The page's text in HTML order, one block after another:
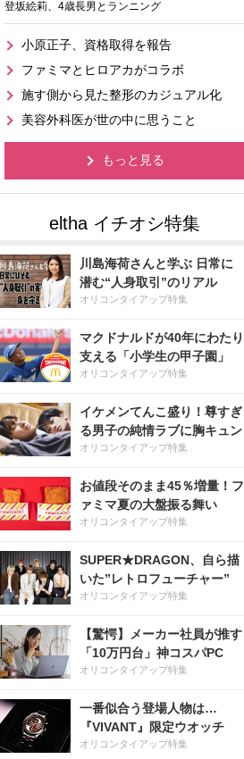
登坂絵莉、4歳長男とランニング
小原正子、資格取得を報告
ファミマとヒロアカがコラボ
施す側から見た整形のカジュアル化
美容外科医が世の中に思うこと
もっと見る
川島海荷さんと学ぶ 日常に
潜む“人身取引”のリアル
オリコンタイアップ特集
マクドナルドが40年にわたり
支える「小学生の甲子園」
オリコンタイアップ特集
イケメンてんこ盛り！尊すぎ
る男子の純情ラブに胸キュン
オリコンタイアップ特集
お値段そのまま45％増量！フ
ァミマ夏の大盤振る舞い
オリコンタイアップ特集
SUPER★DRAGON、自ら描
いた”レトロフューチャー”
オリコンタイアップ特集
【驚愕】メーカー社員が推す
「10万円台」神コスパPC
オリコンタイアップ特集
一番似合う登場人物は…
『VIVANT』限定ウオッチ
オリコンタイアップ特集